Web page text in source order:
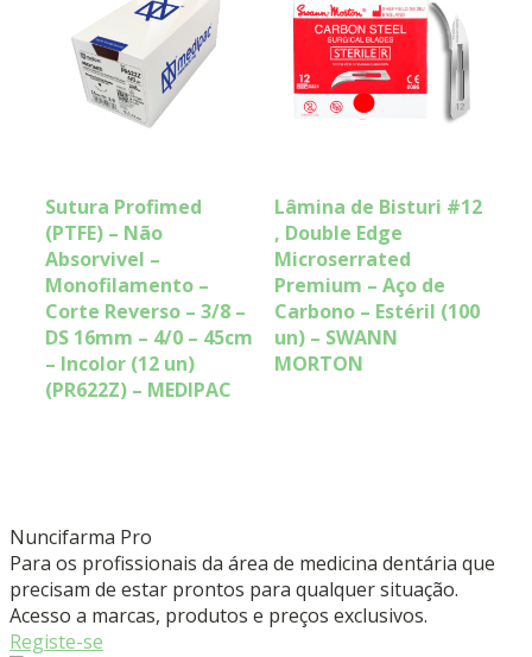
Sutura Profimed
(PTFE) – Não
Absorvivel –
Monofilamento –
Corte Reverso – 3/8 –
DS 16mm – 4/0 – 45cm
– Incolor (12 un)
(PR622Z) – MEDIPAC
Lâmina de Bisturi #12
, Double Edge
Microserrated
Premium – Aço de
Carbono – Estéril (100
un) – SWANN
MORTON
Nuncifarma Pro
Para os profissionais da área de medicina dentária que
precisam de estar prontos para qualquer situação.
Acesso a marcas, produtos e preços exclusivos.
Registe-se